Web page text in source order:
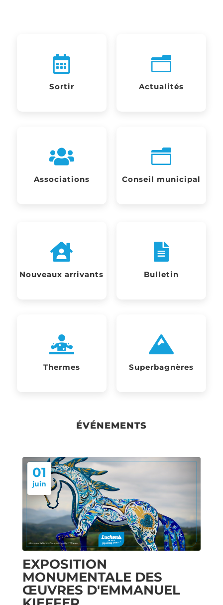

Sortir
n
Actualités

Associations
n
Conseil municipal

Nouveaux arrivants

Bulletin

Thermes

Superbagnères
ÉVÉNEMENTS
01
juin
EXPOSITION
MONUMENTALE DES
ŒUVRES D'EMMANUEL